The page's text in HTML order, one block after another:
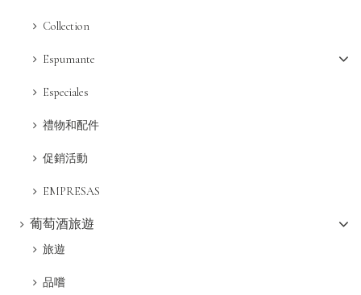
Collection
Espumante
Especiales
禮物和配件
促銷活動
EMPRESAS
葡萄酒旅遊
旅遊
品嚐